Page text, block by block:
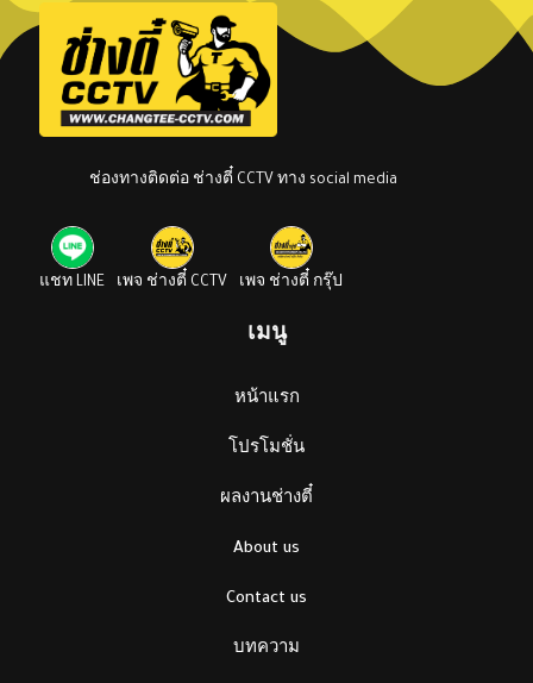
ช่องทางติดต่อ ช่างตี๋ CCTV ทาง social media
แชท LINE เพจ ช่างตี๋ CCTV เพจ ช่างตี๋ กรุ๊ป
เมนู
หน้าแรก
โปรโมชั่น
ผลงานช่างตี๋
About us
Contact us
บทความ